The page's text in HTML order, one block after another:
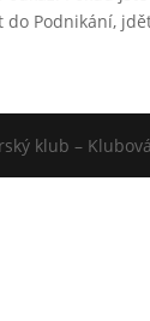
do Podnikání,
klub –